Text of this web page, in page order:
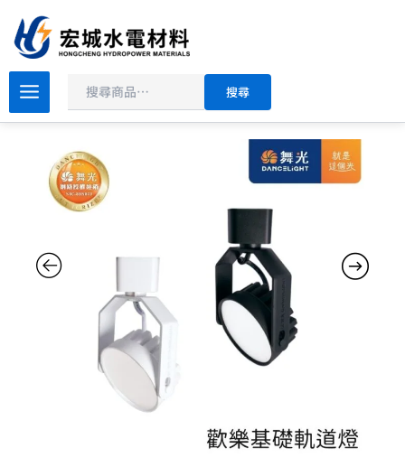
要
容
尋
搜尋
始
價
目
價
NT$250。
舞
光
歡
TRJY8
8W